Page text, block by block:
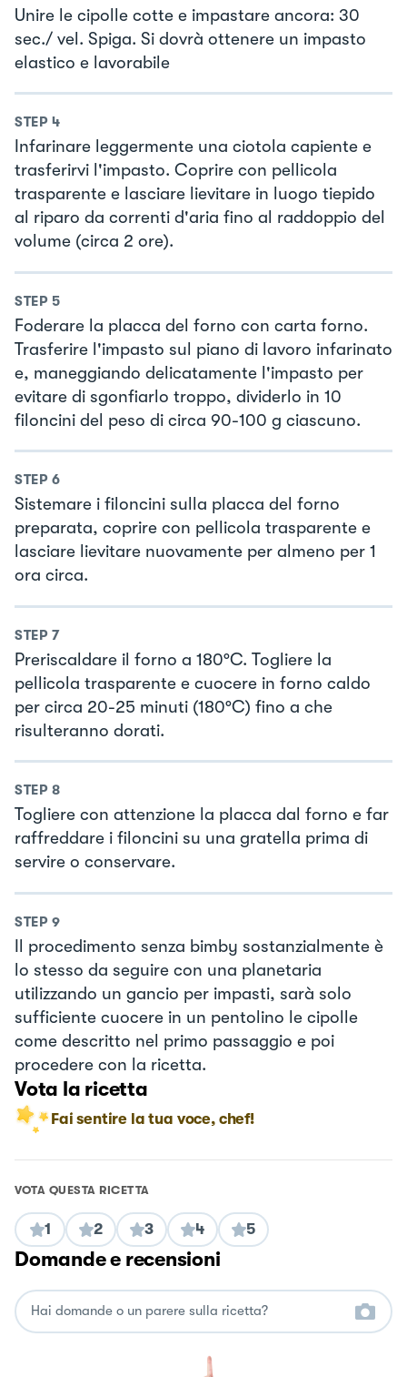
Unire le cipolle cotte e impastare ancora: 30
sec./ vel. Spiga. Si dovrà ottenere un impasto
elastico e lavorabile
STEP 4
Infarinare leggermente una ciotola capiente e
trasferirvi l'impasto. Coprire con pellicola
trasparente e lasciare lievitare in luogo tiepido
al riparo da correnti d'aria fino al raddoppio del
volume (circa 2 ore).
STEP 5
Foderare la placca del forno con carta forno.
Trasferire l'impasto sul piano di lavoro infarinato
e, maneggiando delicatamente l'impasto per
evitare di sgonfiarlo troppo, dividerlo in 10
filoncini del peso di circa 90-100 g ciascuno.
STEP 6
Sistemare i filoncini sulla placca del forno
preparata, coprire con pellicola trasparente e
lasciare lievitare nuovamente per almeno per 1
ora circa.
STEP 7
Preriscaldare il forno a 180°C. Togliere la
pellicola trasparente e cuocere in forno caldo
per circa 20-25 minuti (180°C) fino a che
risulteranno dorati.
STEP 8
Togliere con attenzione la placca dal forno e far
raffreddare i filoncini su una gratella prima di
servire o conservare.
STEP 9
Il procedimento senza bimby sostanzialmente è
lo stesso da seguire con una planetaria
utilizzando un gancio per impasti, sarà solo
sufficiente cuocere in un pentolino le cipolle
come descritto nel primo passaggio e poi
procedere con la ricetta.
Vota la ricetta
Fai sentire la tua voce, chef!
VOTA QUESTA RICETTA
1 2 3 4 5
Domande e recensioni